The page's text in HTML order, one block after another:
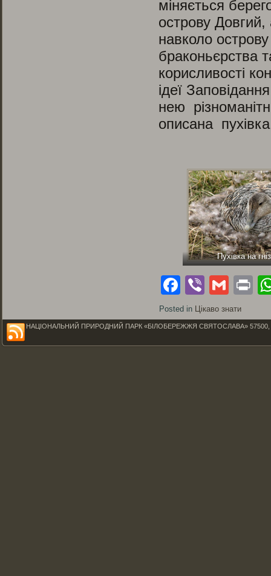
міняється
острову
навколо
браконьєрства
корисливості
ідеї
нею
описана
Пухівка на
Facebook
Viber
Posted in Цікаво знати
НАЦІОНАЛЬНИЙ ПРИРОДНИЙ ПАРК «БІЛОБЕРЕЖЖЯ СВЯТОСЛАВА» 57500,